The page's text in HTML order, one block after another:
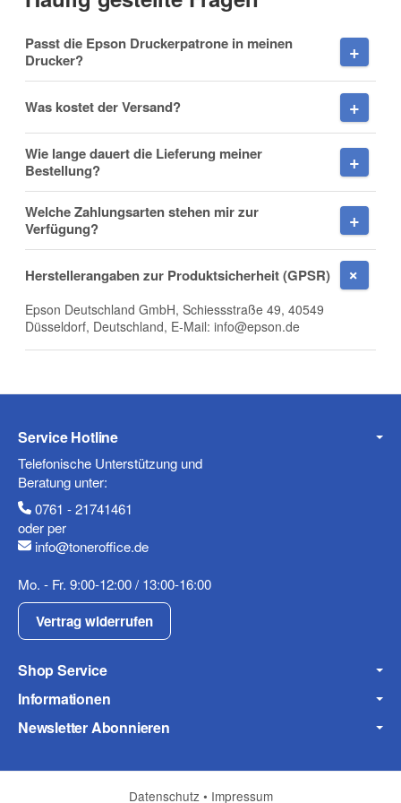
Firma
E-Mail
Mobiltelefon
Fax
Frage zum Artikel
Passt die Epson Druckerpatrone in meinen
Drucker?
Was kostet der Versand?
Wie lange dauert die Lieferung meiner
Bestellung?
Welche Zahlungsarten stehen mir zur
Verfügung?
Herstellerangaben zur Produktsicherheit (GPSR)
Epson Deutschland GmbH, Schiessstraße 49, 40549
Düsseldorf, Deutschland, E-Mail: info@epson.de
Service Hotline
Telefonische Unterstützung und
Beratung unter:
0761 - 21741461
oder per
info@toneroffice.de
Mo. - Fr. 9:00-12:00 / 13:00-16:00
Vertrag widerrufen
Shop Service
Informationen
Newsletter Abonnieren
Datenschutz • Impressum